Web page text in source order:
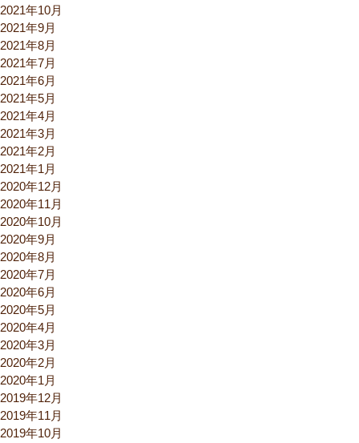
2021年10月
2021年9月
2021年8月
2021年7月
2021年6月
2021年5月
2021年4月
2021年3月
2021年2月
2021年1月
2020年12月
2020年11月
2020年10月
2020年9月
2020年8月
2020年7月
2020年6月
2020年5月
2020年4月
2020年3月
2020年2月
2020年1月
2019年12月
2019年11月
2019年10月